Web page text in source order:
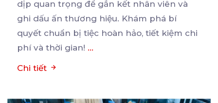
dịp quan trọng để gắn kết nhân viên và
ghi dấu ấn thương hiệu. Khám phá bí
quyết chuẩn bị tiệc hoàn hảo, tiết kiệm chi
phí và thời gian! ...
Chi tiết